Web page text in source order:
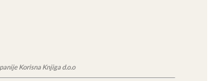
Korisna Knjiga d.o.o